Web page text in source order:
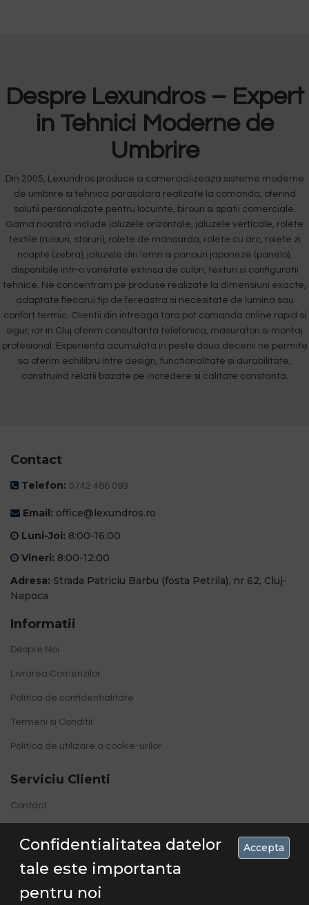
Despre Lexundros – Expert
in Tehnici Moderne de
Umbrire
Din 2005, Lexundros produce si comercializeaza sisteme moderne
de umbrire si tehnica parasolara realizate la comanda, oferind
solutii personalizate pentru locuinte, birouri si spatii comerciale.
Gama noastra include jaluzele orizontale, jaluzele verticale, rolete
textile (rulouri, storuri), rolete de mansarda, rolete cu arc, rolete zi
noapte (zebra), jaluzele din lemn si panouri japoneze (panelo),
disponibile intr-o varietate extinsa de culori, texturi si configuratii
tehnice. Ne concentram pe produse realizate la dimensiuni exacte,
adaptate fiecarui tip de fereastra si necesitate de lumina sau
confort termic. Clientii din intreaga tara pot comanda online rapid si
sigur, iar in Cluj oferim consultanta telefonica, masuratori si montaj
profesional. Experienta acumulata in peste doua decenii ne permite
sa oferim echilibru intre design, functionalitate si durabilitate,
construind relatii bazate pe incredere si calitate constanta.
Contact
Telefon: 0742 486 093
Email: office@lexundros.ro
Luni-Joi: 8:00-16:00
Vineri: 8:00-12:00
Adresa: Strada Patriciu Barbu (fosta Petrila), nr 62, Cluj-
Napoca
Informatii
Despre Noi
Livrarea Comenzilor
Politica de confidentialitate
Termeni si Conditii
Politica de utilizare a cookie-urilor
Serviciu Clienti
Contact
Confidentialitatea datelor
tale este importanta
pentru noi
Accepta